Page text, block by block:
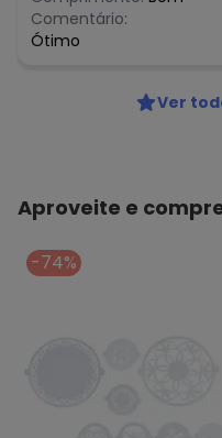
Comentário:
Ótimo
Ver
Aproveite e
-74%